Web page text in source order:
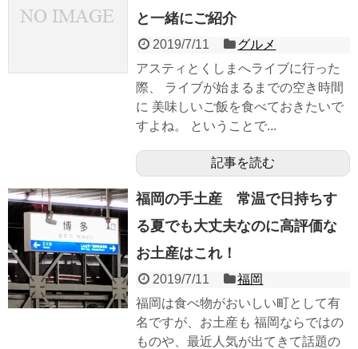
と一緒にご紹介
2019/7/11
グルメ
アスティとくしまへライブに行った
際、 ライブが始まるまでの空き時間
に 美味しいご飯を食べておきたいで
すよね。 ということで...
記事を読む
福岡の手土産 常温で日持ちす
る夏でも大丈夫なのに高評価な
お土産はこれ！
2019/7/11
福岡
福岡は食べ物がおいしい町として有
名ですが、お土産も 福岡ならではの
ものや、最近人気が出てきて話題の